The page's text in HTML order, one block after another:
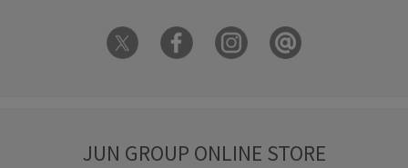
JUN GROUP ONLINE STORE